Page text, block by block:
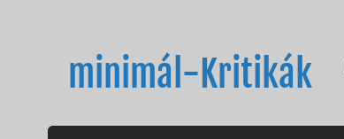
minimál-Kritikák